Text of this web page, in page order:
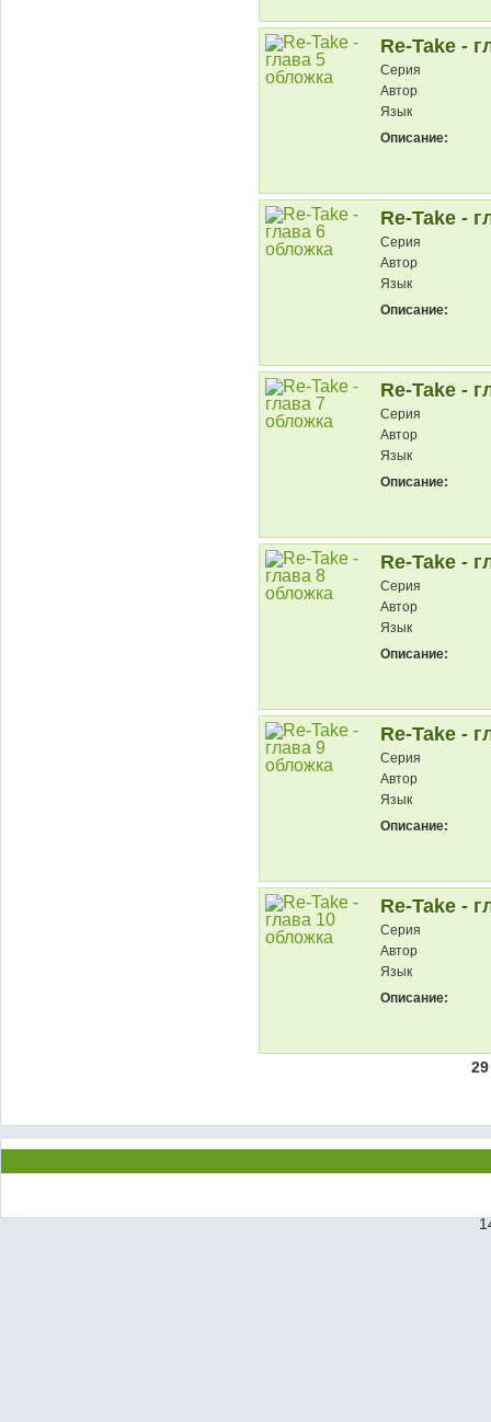
Re-Take -
Серия
Автор
Язык
Описание:
Re-Take -
Серия
Автор
Язык
Описание:
Re-Take -
Серия
Автор
Язык
Описание:
Re-Take -
Серия
Автор
Язык
Описание:
Re-Take -
Серия
Автор
Язык
Описание:
Re-Take -
Серия
Автор
Язык
Описание: